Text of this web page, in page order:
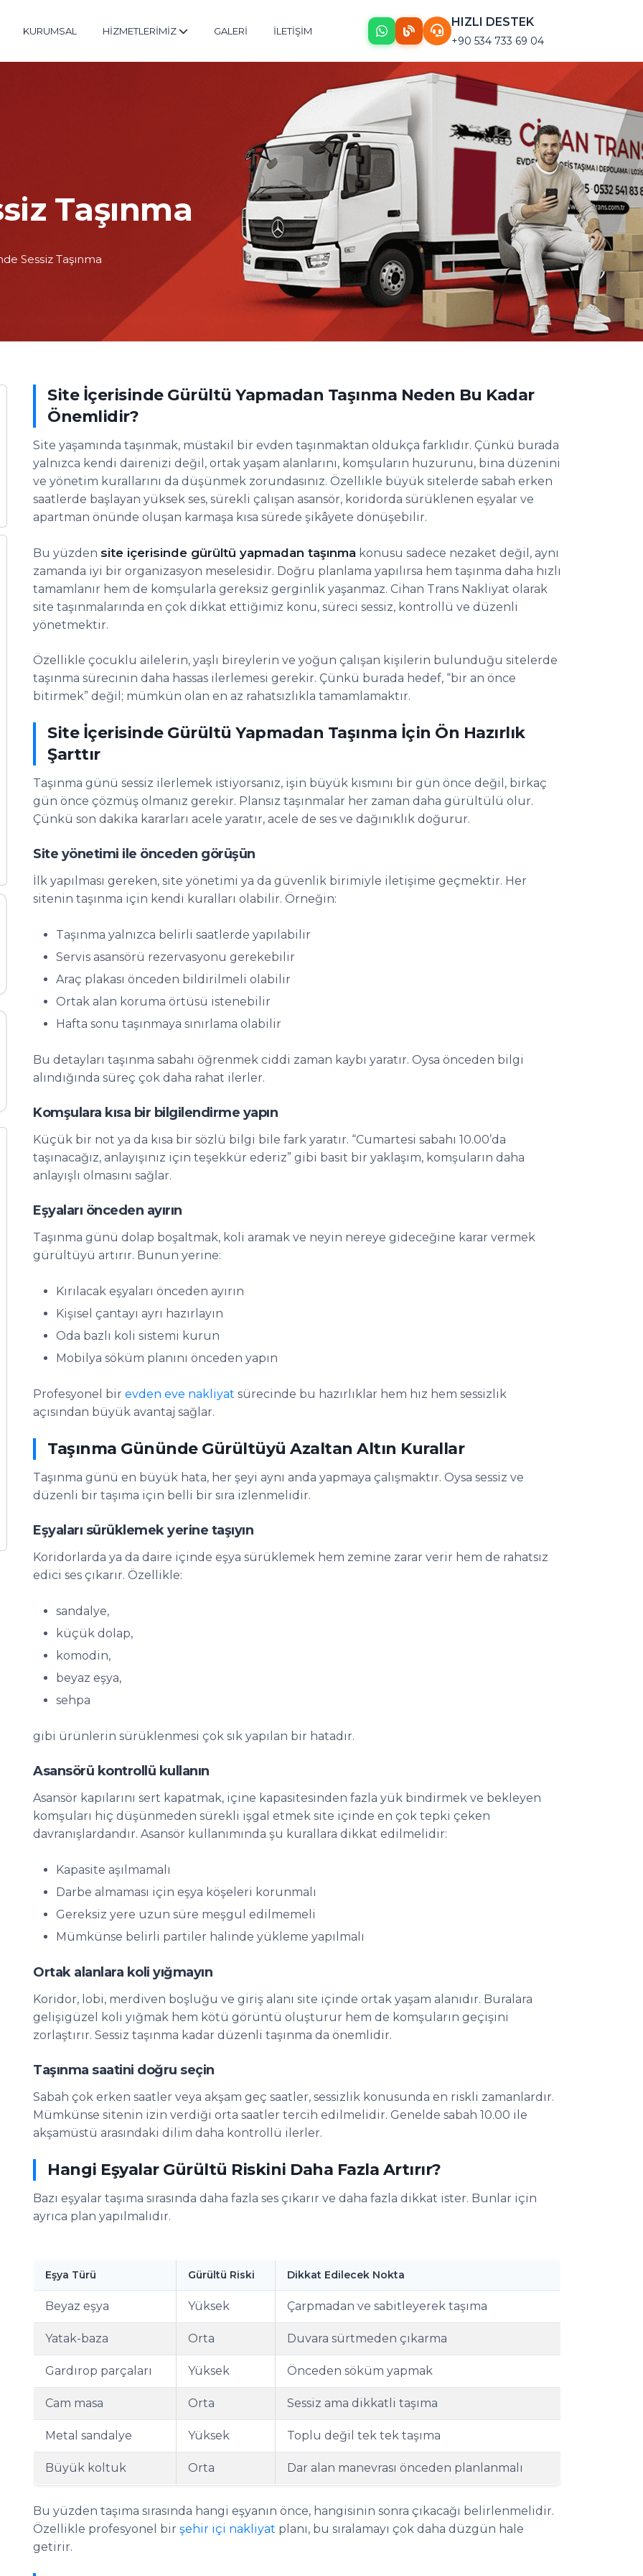
KURUMSAL HİZMETLERİMİZ GALERİ İLETİŞİM
HIZLI DESTEK
+90 534 733 69 04
Taşınma
Sessiz Taşınma
Site İçerisinde Gürültü Yapmadan Taşınma Neden Bu Kadar
Önemlidir?
Site yaşamında taşınmak, müstakil bir evden taşınmaktan oldukça farklıdır. Çünkü burada
yalnızca kendi dairenizi değil, ortak yaşam alanlarını, komşuların huzurunu, bina düzenini
ve yönetim kurallarını da düşünmek zorundasınız. Özellikle büyük sitelerde sabah erken
saatlerde başlayan yüksek ses, sürekli çalışan asansör, koridorda sürüklenen eşyalar ve
apartman önünde oluşan karmaşa kısa sürede şikâyete dönüşebilir.
Bu yüzden site içerisinde gürültü yapmadan taşınma konusu sadece nezaket değil, aynı
zamanda iyi bir organizasyon meselesidir. Doğru planlama yapılırsa hem taşınma daha hızlı
tamamlanır hem de komşularla gereksiz gerginlik yaşanmaz. Cihan Trans Nakliyat olarak
site taşınmalarında en çok dikkat ettiğimiz konu, süreci sessiz, kontrollü ve düzenli
yönetmektir.
Özellikle çocuklu ailelerin, yaşlı bireylerin ve yoğun çalışan kişilerin bulunduğu sitelerde
taşınma sürecinin daha hassas ilerlemesi gerekir. Çünkü burada hedef, “bir an önce
bitirmek” değil; mümkün olan en az rahatsızlıkla tamamlamaktır.
Site İçerisinde Gürültü Yapmadan Taşınma İçin Ön Hazırlık
Şarttır
Taşınma günü sessiz ilerlemek istiyorsanız, işin büyük kısmını bir gün önce değil, birkaç
gün önce çözmüş olmanız gerekir. Plansız taşınmalar her zaman daha gürültülü olur.
Çünkü son dakika kararları acele yaratır, acele de ses ve dağınıklık doğurur.
Site yönetimi ile önceden görüşün
İlk yapılması gereken, site yönetimi ya da güvenlik birimiyle iletişime geçmektir. Her
sitenin taşınma için kendi kuralları olabilir. Örneğin:
Taşınma yalnızca belirli saatlerde yapılabilir
Servis asansörü rezervasyonu gerekebilir
Araç plakası önceden bildirilmeli olabilir
Ortak alan koruma örtüsü istenebilir
Hafta sonu taşınmaya sınırlama olabilir
Bu detayları taşınma sabahı öğrenmek ciddi zaman kaybı yaratır. Oysa önceden bilgi
alındığında süreç çok daha rahat ilerler.
Komşulara kısa bir bilgilendirme yapın
Küçük bir not ya da kısa bir sözlü bilgi bile fark yaratır. “Cumartesi sabahı 10.00’da
taşınacağız, anlayışınız için teşekkür ederiz” gibi basit bir yaklaşım, komşuların daha
anlayışlı olmasını sağlar.
Eşyaları önceden ayırın
Taşınma günü dolap boşaltmak, koli aramak ve neyin nereye gideceğine karar vermek
gürültüyü artırır. Bunun yerine:
Kırılacak eşyaları önceden ayırın
Kişisel çantayı ayrı hazırlayın
Oda bazlı koli sistemi kurun
Mobilya söküm planını önceden yapın
Profesyonel bir evden eve nakliyat sürecinde bu hazırlıklar hem hız hem sessizlik
açısından büyük avantaj sağlar.
Taşınma Gününde Gürültüyü Azaltan Altın Kurallar
Taşınma günü en büyük hata, her şeyi aynı anda yapmaya çalışmaktır. Oysa sessiz ve
düzenli bir taşıma için belli bir sıra izlenmelidir.
Eşyaları sürüklemek yerine taşıyın
Koridorlarda ya da daire içinde eşya sürüklemek hem zemine zarar verir hem de rahatsız
edici ses çıkarır. Özellikle:
sandalye,
küçük dolap,
komodin,
beyaz eşya,
sehpa
gibi ürünlerin sürüklenmesi çok sık yapılan bir hatadır.
Asansörü kontrollü kullanın
Asansör kapılarını sert kapatmak, içine kapasitesinden fazla yük bindirmek ve bekleyen
komşuları hiç düşünmeden sürekli işgal etmek site içinde en çok tepki çeken
davranışlardandır. Asansör kullanımında şu kurallara dikkat edilmelidir:
Kapasite aşılmamalı
Darbe almaması için eşya köşeleri korunmalı
Gereksiz yere uzun süre meşgul edilmemeli
Mümkünse belirli partiler halinde yükleme yapılmalı
Ortak alanlara koli yığmayın
Koridor, lobi, merdiven boşluğu ve giriş alanı site içinde ortak yaşam alanıdır. Buralara
gelişigüzel koli yığmak hem kötü görüntü oluşturur hem de komşuların geçişini
zorlaştırır. Sessiz taşınma kadar düzenli taşınma da önemlidir.
Taşınma saatini doğru seçin
Sabah çok erken saatler veya akşam geç saatler, sessizlik konusunda en riskli zamanlardır.
Mümkünse sitenin izin verdiği orta saatler tercih edilmelidir. Genelde sabah 10.00 ile
akşamüstü arasındaki dilim daha kontrollü ilerler.
Hangi Eşyalar Gürültü Riskini Daha Fazla Artırır?
Bazı eşyalar taşıma sırasında daha fazla ses çıkarır ve daha fazla dikkat ister. Bunlar için
ayrıca plan yapılmalıdır.
Eşya Türü Gürültü Riski Dikkat Edilecek Nokta
Beyaz eşya Yüksek Çarpmadan ve sabitleyerek taşıma
Yatak-baza Orta Duvara sürtmeden çıkarma
Gardırop parçaları Yüksek Önceden söküm yapmak
Cam masa Orta Sessiz ama dikkatli taşıma
Metal sandalye Yüksek Toplu değil tek tek taşıma
Büyük koltuk Orta Dar alan manevrası önceden planlanmalı
Bu yüzden taşıma sırasında hangi eşyanın önce, hangisinin sonra çıkacağı belirlenmelidir.
Özellikle profesyonel bir şehir içi nakliyat planı, bu sıralamayı çok daha düzgün hale
getirir.